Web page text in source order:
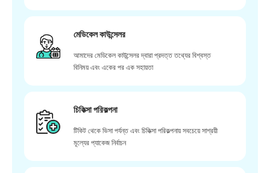
মেডিকেল কাউন্সেলর
আমাদের মেডিকেল কাউন্সেলর দ্বারা প্রদত্ত তথ্যের বিশ্বস্ত
বিনিময় এবং একের পর এক সহায়তা
চিকিত্সা পরিকল্পনা
টিকিট থেকে ভিসা পর্যন্ত এবং চিকিত্সা পরিকল্পনায় সবচেয়ে সাশ্রয়ী
মূল্যের প্যাকেজ নির্বাচন